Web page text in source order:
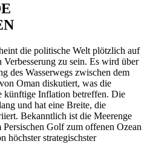
die politische Welt plötzlich auf
zu sein. Es wird über
des Wasserwegs zwischen dem
Oman diskutiert, was die
künftige Inflation betreffen. Die
und hat eine Breite, die
Bekanntlich ist die Meerenge
Golf zum offenen Ozean
höchster strategischster